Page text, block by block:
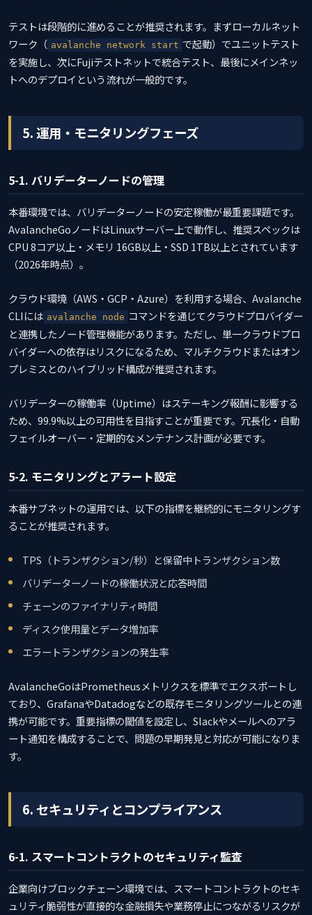
テストは段階的に進めることが推奨されます。まずローカルネット
ワーク（ avalanche network start で起動）でユニットテスト
を実施し、次にFujiテストネットで統合テスト、最後にメインネッ
トへのデプロイという流れが一般的です。
5. 運用・モニタリングフェーズ
5-1. バリデーターノードの管理
本番環境では、バリデーターノードの安定稼働が最重要課題です。
AvalancheGoノードはLinuxサーバー上で動作し、推奨スペックは
CPU 8コア以上・メモリ 16GB以上・SSD 1TB以上とされています
（2026年時点）。
クラウド環境（AWS・GCP・Azure）を利用する場合、Avalanche
CLIには avalanche node コマンドを通じてクラウドプロバイダー
と連携したノード管理機能があります。ただし、単一クラウドプロ
バイダーへの依存はリスクになるため、マルチクラウドまたはオン
プレミスとのハイブリッド構成が推奨されます。
バリデーターの稼働率（Uptime）はステーキング報酬に影響する
ため、99.9%以上の可用性を目指すことが重要です。冗長化・自動
フェイルオーバー・定期的なメンテナンス計画が必要です。
5-2. モニタリングとアラート設定
本番サブネットの運用では、以下の指標を継続的にモニタリングす
ることが推奨されます。
TPS（トランザクション/秒）と保留中トランザクション数
バリデーターノードの稼働状況と応答時間
チェーンのファイナリティ時間
ディスク使用量とデータ増加率
エラートランザクションの発生率
AvalancheGoはPrometheusメトリクスを標準でエクスポートし
ており、GrafanaやDatadogなどの既存モニタリングツールとの連
携が可能です。重要指標の閾値を設定し、Slackやメールへのアラ
ート通知を構成することで、問題の早期発見と対応が可能になりま
す。
6. セキュリティとコンプライアンス
6-1. スマートコントラクトのセキュリティ監査
企業向けブロックチェーン環境では、スマートコントラクトのセキ
ュリティ脆弱性が直接的な金融損失や業務停止につながるリスクが